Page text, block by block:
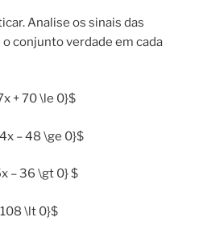
Analise os sinais das
conjunto verdade em cada
+ 70 \le 0}$
– 48 \ge 0}$
– 36 \gt 0} $
\lt 0}$